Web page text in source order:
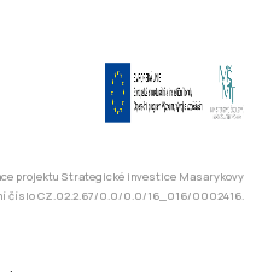
projektu Strategické investice Masarykovy
číslo CZ.02.2.67/0.0/0.0/16_016/0002416.